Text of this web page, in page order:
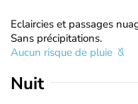
Eclaircies et passages
Sans précipitations.
Aucun risque de pluie
Nuit